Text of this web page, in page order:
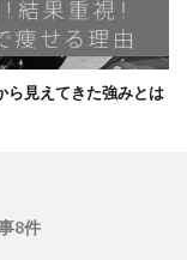
ら見えてきた強みとは
8件